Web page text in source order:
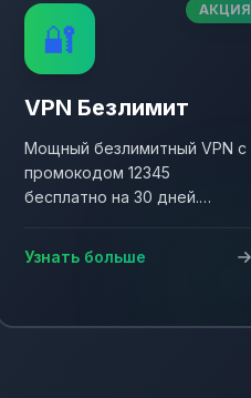
АКЦИЯ
🔐
VPN Безлимит
Мощный безлимитный VPN с
промокодом 12345
бесплатно на 30 дней.
Узнать больше